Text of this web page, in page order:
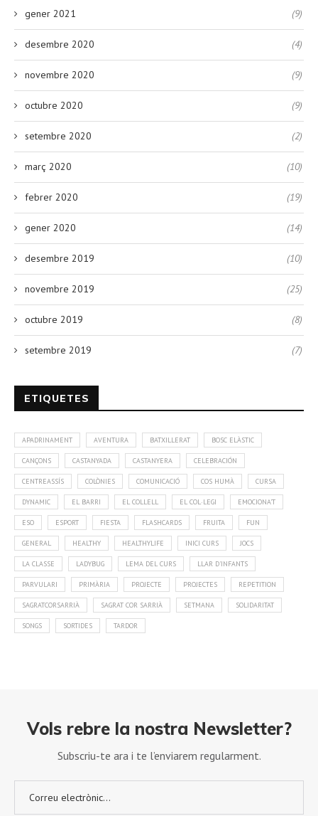
gener 2021 (9)
desembre 2020 (4)
novembre 2020 (9)
octubre 2020 (9)
setembre 2020 (2)
març 2020 (10)
febrer 2020 (19)
gener 2020 (14)
desembre 2019 (10)
novembre 2019 (25)
octubre 2019 (8)
setembre 2019 (7)
ETIQUETES
APADRINAMENT AVENTURA BATXILLERAT BOSC ELÀSTIC
CANÇONS CASTANYADA CASTANYERA CELEBRACIÓN
CENTREASSÍS COLÒNIES COMUNICACIÓ COS HUMÀ CURSA
DYNAMIC EL BARRI EL COLLELL EL COL·LEGI EMOCIONA'T
ESO ESPORT FIESTA FLASHCARDS FRUITA FUN
GENERAL HEALTHY HEALTHYLIFE INICI CURS JOCS
LA CLASSE LADYBUG LEMA DEL CURS LLAR D'INFANTS
PARVULARI PRIMÀRIA PROJECTE PROJECTES REPETITION
SAGRATCORSARRIÀ SAGRAT COR SARRIÀ SETMANA SOLIDARITAT
SONGS SORTIDES TARDOR
Vols rebre la nostra Newsletter?
Subscriu-te ara i te l’enviarem regularment.